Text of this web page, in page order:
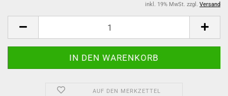
inkl. 19% MwSt. zzgl. Versand
AUF DEN MERKZETTEL